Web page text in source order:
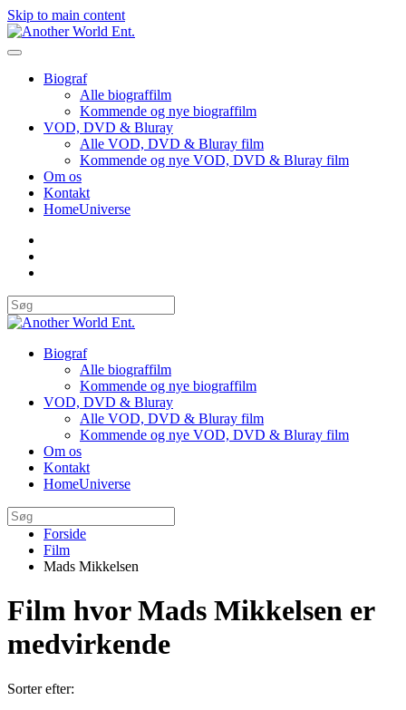
Skip to main content
Biograf
Alle biograffilm
Kommende og nye biograffilm
VOD, DVD & Bluray
Alle VOD, DVD & Bluray film
Kommende og nye VOD, DVD & Bluray film
Om os
Kontakt
HomeUniverse
Biograf
Alle biograffilm
Kommende og nye biograffilm
VOD, DVD & Bluray
Alle VOD, DVD & Bluray film
Kommende og nye VOD, DVD & Bluray film
Om os
Kontakt
HomeUniverse
Forside
Film
Mads Mikkelsen
Film hvor Mads Mikkelsen er
medvirkende
Sorter efter: